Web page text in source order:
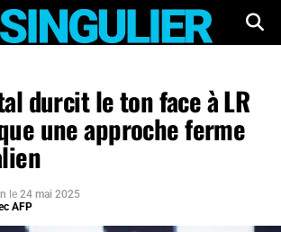
durcit le ton face à LR
une approche ferme
le 24 mai 2025
AFP